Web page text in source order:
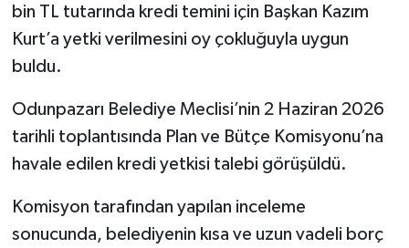
bin TL tutarında kredi temini için Başkan Kazım
Kurt’a yetki verilmesini oy çokluğuyla uygun
buldu.
Odunpazarı Belediye Meclisi’nin 2 Haziran 2026
tarihli toplantısında Plan ve Bütçe Komisyonu’na
havale edilen kredi yetkisi talebi görüşüldü.
Komisyon tarafından yapılan inceleme
sonucunda, belediyenin kısa ve uzun vadeli borç